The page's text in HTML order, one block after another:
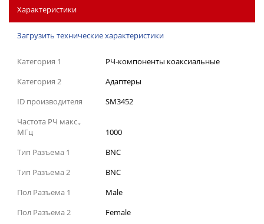
Характеристики
Загрузить технические характеристики
Категория 1
РЧ-компоненты коаксиальные
Категория 2
Адаптеры
ID производителя
SM3452
Частота РЧ макс.,
МГц
1000
Тип Разъема 1
BNC
Тип Разъема 2
BNC
Пол Разъема 1
Male
Пол Разъема 2
Female